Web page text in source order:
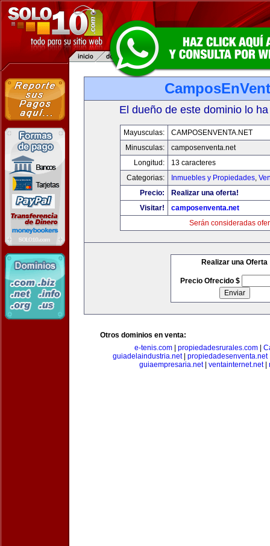
El dueño de este dominio lo
Mayusculas:
CAMPOSENVENTA.NET
Minusculas:
camposenventa.net
Longitud:
13 caracteres
Categorias:
Inmuebles y Propiedades,
Precio:
Realizar una oferta!
Visitar!
camposenventa.net
Serán consideradas
Realizar una Oferta
Precio Ofrecido $
Otros dominios en venta:
e-tenis.com
propiedadesrurales.com
guiadelaindustria.net propiedadesenventa.net
guiaempresaria.net| ventainternet.net|